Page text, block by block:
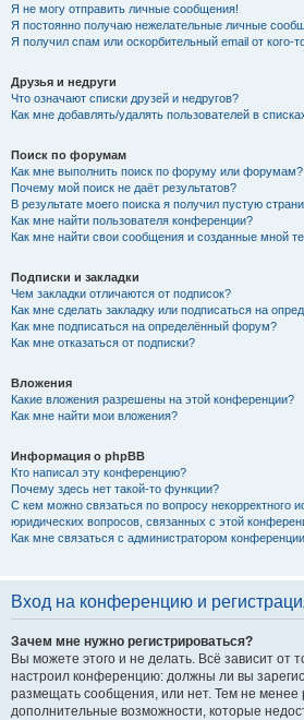
Я не могу отправить личные сообщения!
Я постоянно получаю нежелательные личные
Я получил спам или оскорбительный email от кого-
Друзья и недруги
Что означают списки друзей и недругов?
Как мне добавлять/удалять пользователей в
Поиск по форумам
Как мне выполнить поиск по форуму или форумам?
Почему мой поиск не даёт результатов?
В результате моего поиска я получил пустую
Как мне найти пользователя конференции?
Как мне найти свои сообщения и созданные мной
Подписки и закладки
Чем закладки отличаются от подписок?
Как мне сделать закладку или подписаться на
Как мне подписаться на определённый форум?
Как мне отказаться от подписки?
Вложения
Какие вложения разрешены на этой конференции?
Как мне найти мои вложения?
Информация о phpBB
Кто написал эту конференцию?
Почему здесь нет такой-то функции?
С кем можно связаться по вопросу некорректного
юридических вопросов, связанных с этой
Как мне связаться с администратором
Вход на конференцию и
Зачем мне нужно регистрироваться?
Вы можете этого и не делать. Всё зависит от
настроил конференцию: должны ли вы
размещать сообщения, или нет. Тем не менее
дополнительные возможности, которые